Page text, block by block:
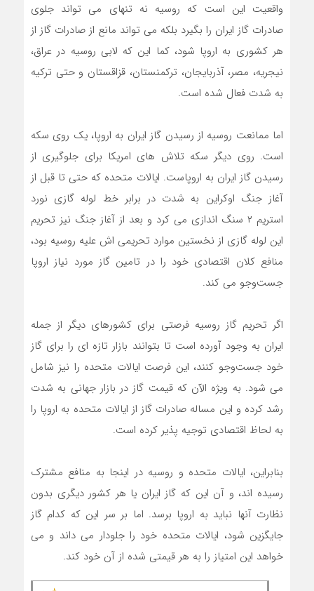
واقعیت این است که روسیه نه تنهای می تواند جلوی
صادرات گاز ایران را بگیرد بلکه می تواند مانع از صادرات گاز از
هر کشوری به اروپا شود، کما این که لابی روسیه در عراق،
نیجریه، مصر، آذربایجان، ترکمنستان، قزاقستان و حتی ترکیه
به شدت فعال شده است.
اما ممانعت روسیه از رسیدن گاز ایران به اروپا، یک روی سکه
است. روی دیگر سکه تلاش های امریکا برای جلوگیری از
رسیدن گاز ایران به اروپاست. ایالات متحده که حتی تا قبل از
آغاز جنگ اوکراین به شدت در برابر خط لوله گازی نورد
استریم ۲ سنگ اندازی می کرد و بعد از آغاز جنگ نیز تحریم
این لوله گازی از نخستین موارد تحریمی اش علیه روسیه بود،
منافع کلان اقتصادی خود را در تامین گاز مورد نیاز اروپا
جست‌وجو می کند.
اگر تحریم گاز روسیه فرصتی برای کشورهای دیگر از جمله
ایران به وجود آورده است تا بتوانند بازار تازه ای را برای گاز
خود جست‌وجو کنند، این فرصت ایالات متحده را نیز شامل
می شود. به ویژه الآن که قیمت گاز در بازار جهانی به شدت
رشد کرده و این مساله صادرات گاز از ایالات متحده به اروپا را
به لحاظ اقتصادی توجیه پذیر کرده است.
بنابراین، ایالات متحده و روسیه در اینجا به منافع مشترک
رسیده اند، و آن این که گاز ایران یا هر کشور دیگری بدون
نظارت آنها نباید به اروپا برسد. اما بر سر این که کدام گاز
جایگزین شود، ایالات متحده خود را جلودار می داند و می
خواهد این امتیاز را به هر قیمتی شده از آن خود کند.